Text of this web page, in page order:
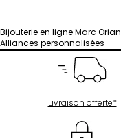
Bijouterie en ligne Marc Orian
Alliances personnalisées
Livraison offerte*